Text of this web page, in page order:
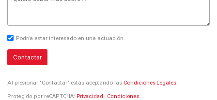
Podría estar interesado en una actuación.
Contactar
Al presionar "Contactar" estás aceptando las Condiciones Legales.
Protegido por reCAPTCHA: Privacidad · Condiciones